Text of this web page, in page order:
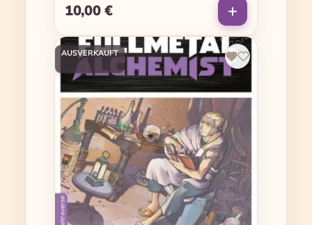
Regulärer Preis:
10,00 €
AUSVERKAUFT